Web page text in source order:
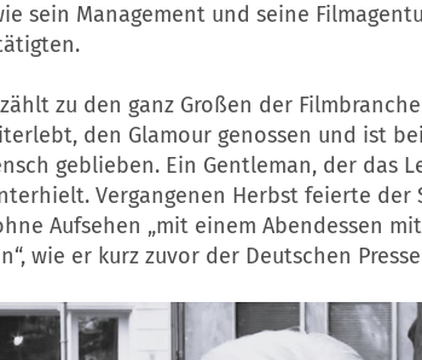
sein Management und seine
zu den ganz Großen der
den Glamour genossen und ist
geblieben. Ein Gentleman, der das
Vergangenen Herbst feierte der
Aufsehen „mit einem Abendessen
wie er kurz zuvor der Deutschen